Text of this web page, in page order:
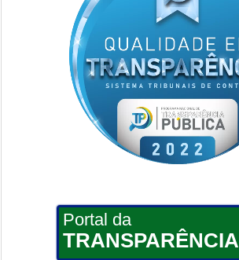
Portal da
TRANSPARÊNCIA